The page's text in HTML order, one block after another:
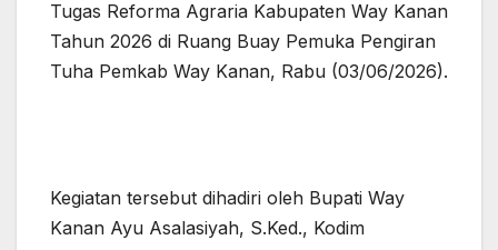
Tugas Reforma Agraria Kabupaten Way Kanan
Tahun 2026 di Ruang Buay Pemuka Pengiran
Tuha Pemkab Way Kanan, Rabu (03/06/2026).
Kegiatan tersebut dihadiri oleh Bupati Way
Kanan Ayu Asalasiyah, S.Ked., Kodim